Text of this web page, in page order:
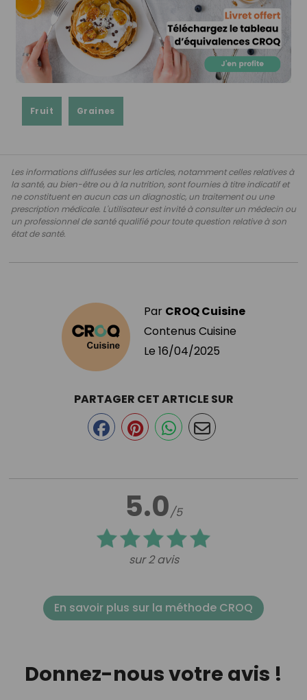
Fruit Graines
Les informations diffusées sur les articles, notamment celles relatives à
la santé, au bien-être ou à la nutrition, sont fournies à titre indicatif et
ne constituent en aucun cas un diagnostic, un traitement ou une
prescription médicale. L'utilisateur est invité à consulter un médecin ou
un professionnel de santé qualifié pour toute question relative à son
état de santé.
Par CROQ Cuisine
Contenus Cuisine
Le 16/04/2025
5.0/5
sur 2 avis
PARTAGER CET ARTICLE SUR
En savoir plus sur la méthode CROQ
Donnez-nous votre avis !